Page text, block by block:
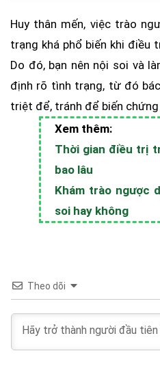
Huy thân mến, việc trào
trạng khá phổ biến khi điều
Do đó, bạn nên nội soi và
định rõ tình trạng, từ đó
triệt để, tránh để biến chứng
Xem thêm:
Thời gian điều trị
bao lâu
Khám trào ngược
soi hay không
Theo dõi